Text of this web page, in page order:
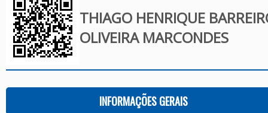
THIAGO HENRIQUE
OLIVEIRA MARCONDES
INFORMAÇÕES GERAIS